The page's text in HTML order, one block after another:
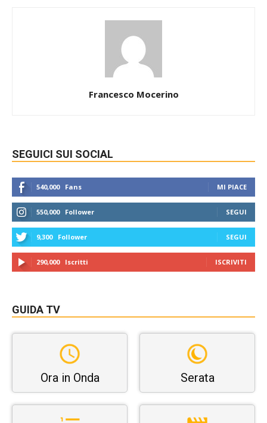
Francesco Mocerino
SEGUICI SUI SOCIAL
540,000 Fans MI PIACE
550,000 Follower SEGUI
9,300 Follower SEGUI
290,000 Iscritti ISCRIVITI
GUIDA TV
Ora in Onda Serata